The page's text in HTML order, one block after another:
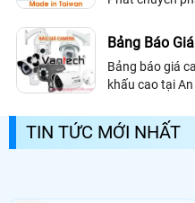
hãng giá sỉ,
Bảng Báo
Bảng báo giá
khấu cao tại
Vantech chính
TIN TỨC MỚI NHẤT